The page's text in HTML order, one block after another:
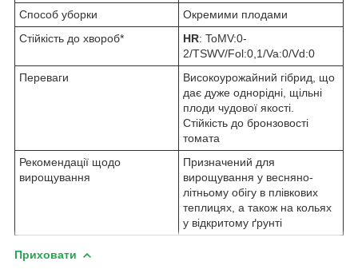
Способ уборки
Окремими плодами
Стійкість до хвороб*
HR: ToMV:0-
2/TSWV/Fol:0,1/Va:0/Vd:0
Переваги
Високоурожайний гібрид, що
дає дуже однорідні, щільні
плоди чудової якості.
Стійкість до бронзовості
томата
Рекомендації щодо
вирощування
Призначений для
вирощування у весняно-
літньому обігу в плівкових
теплицях, а також на кольях
у відкритому ґрунті
Приховати